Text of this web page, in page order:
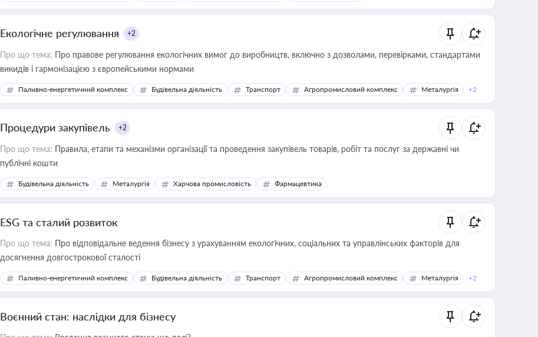
Екологічне регулювання +2
Про що тема: Про правове регулювання екологічних вимог до виробництв, включно з дозволами, перевірками, стандартами
викидів і гармонізацією з європейськими нормами
Паливно-енергетичний комплекс Будівельна діяльність Транспорт Агропромисловий комплекс Металургія +2
Процедури закупівель +2
Про що тема: Правила, етапи та механізми організації та проведення закупівель товарів, робіт та послуг за державні чи
публічні кошти
Будівельна діяльність Металургія Харчова промисловість Фармацевтика
ESG та сталий розвиток
Про що тема: Про відповідальне ведення бізнесу з урахуванням екологічних, соціальних та управлінських факторів для
досягнення довгострокової сталості
Паливно-енергетичний комплекс Будівельна діяльність Транспорт Агропромисловий комплекс Металургія +2
Воєнний стан: наслідки для бізнесу